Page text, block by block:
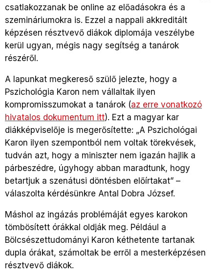
csatlakozzanak be online az előadásokra és a
szemináriumokra is. Ezzel a nappali akkreditált
képzésen résztvevő diákok diplomája veszélybe
kerül ugyan, mégis nagy segítség a tanárok
részéről.
A lapunkat megkereső szülő jelezte, hogy a
Pszichológia Karon nem vállaltak ilyen
kompromisszumokat a tanárok (az erre vonatkozó
hivatalos dokumentum itt). Ezt a magyar kar
diákképviselője is megerősítette: „A Pszichológai
Karon ilyen szempontból nem voltak törekvések,
tudván azt, hogy a miniszter nem igazán hajlik a
párbeszédre, úgyhogy abban maradtunk, hogy
betartjuk a szenátusi döntésben előírtakat” –
válaszolta kérdésünkre Antal Dobra József.
Máshol az ingázás problémáját egyes karokon
tömbösített órákkal oldják meg. Például a
Bölcsészettudományi Karon kéthetente tartanak
dupla órákat, számoltak be erről a mesterképzésen
résztvevő diákok.